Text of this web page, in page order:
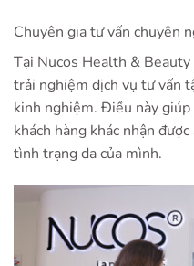
Chuyên gia tư vấn chuyên
Tại Nucos Health & Beauty
trải nghiệm dịch vụ tư vấn
kinh nghiệm. Điều này
khách hàng khác nhận
tình trạng da của mình.